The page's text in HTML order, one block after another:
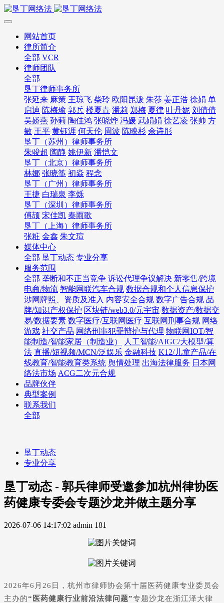
网站首页
律所简介
全部 VCR
律师团队
全部
垦丁律师事务所
张延来 麻策 王琼飞 柴玲 欧阳昆泼 朱莎 姜正浩 徐娟 单
启迪 陈梅瑜 郭兵 楼夏青 潘莉 郑梅 夏律 叶丹妮 刘倩倩
吴娇燕 孙莉 陶佳鸿 张晓烨 冯媛 武娟娟 徐艺凌 张帅 方
敏 王平 黄钰涯 何天伦 周波 陈映杉 余诗彤
垦丁（苏州）律师事务所
朱骏超 陶静 姚伊新 潘恺文
垦丁（北京）律师事务所
林娜 张晓筝 初焱 程念
垦丁（广州）律师事务所
王捷 白瑞泉 李烁
垦丁（深圳）律师事务所
傅颉 宋佳凯 秦雨歌
垦丁（上海）律师事务所
张粧 金鑫 朱文瑄
媒体中心
全部 垦丁动态 专业分享
服务范围
全部 垄断和不正当竞争 诉讼代理争议解决 新零售/跨境
电商/物流 智能网联汽车合规 数据合规和个人信息保护
涉网牌照、资质及准入 内容安全合规 数字广告合规 品
牌/知识产权保护 区块链/web3.0/元宇宙 数据资产/数据交
易/数据要素 数字医疗/互联网医疗 互联网刑事合规 网络
游戏 社交产品 网络刑事犯罪辩护与代理 物联网IOT/智
能制造/智能家居（制造业）
人工智能/AIGC/大模型/算
法 直播/短视频/MCN/泛娱乐 金融科技 K12/儿童产品/在
线教育/智能教育类系统 舆情处理 出海法律服务 日本网
络法市场 ACG二次元合规
品牌伙伴
典型案例
联系我们
全部
垦丁动态
专业分享
垦丁动态 - 郭兵律师受邀参加杭州律协医
药健康专委会专题沙龙并做主题分享
2026-07-06 14:17:02 admin 181
2026年6月26日，杭州市律师协会第十届医药健康专业委员会
主办的“医药健康行业前沿法律问题”专题沙龙在浙江泽大律